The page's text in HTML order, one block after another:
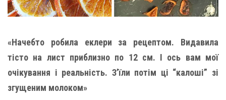
«Начебто робила еклери за рецептом. Видавила
тісто на лист приблизно по 12 см. І ось вам мої
очікування і реальність. З’їли потім ці “калоші” зі
згущеним молоком»